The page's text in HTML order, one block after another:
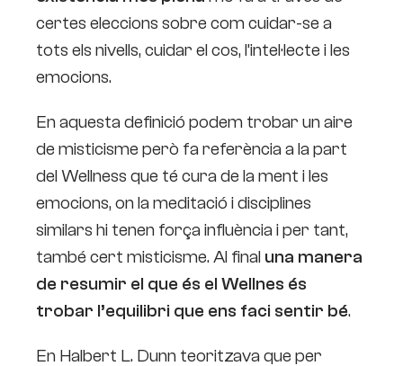
certes eleccions sobre com cuidar-se a
tots els nivells, cuidar el cos, l’intel·lecte i les
emocions.
En aquesta definició podem trobar un aire
de misticisme però fa referència a la part
del Wellness que té cura de la ment i les
emocions, on la meditació i disciplines
similars hi tenen força influència i per tant,
també cert misticisme. Al final una manera
de resumir el que és el Wellnes és
trobar l’equilibri que ens faci sentir bé.
En Halbert L. Dunn teoritzava que per